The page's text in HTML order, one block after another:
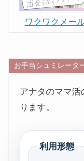
ワクワクメー
お手当シュミレータ
アナタのママ活
ります。
利用形態